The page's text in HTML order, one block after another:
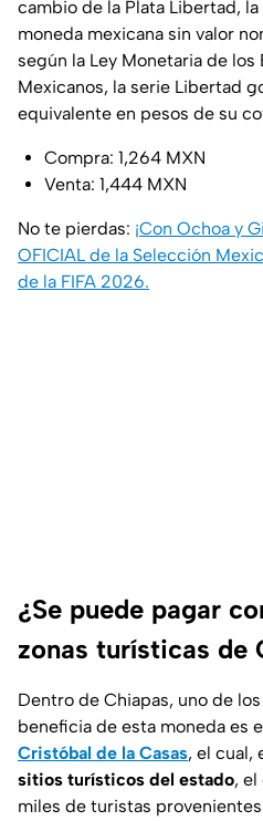
cambio de la Plata Libertad,
moneda mexicana sin valor
según la Ley Monetaria de los
Mexicanos, la serie Libertad
equivalente en pesos de su
Compra: 1,264 MXN
Venta: 1,444 MXN
No te pierdas: ¡Con Ochoa y
OFICIAL de la Selección
de la FIFA 2026.
¿Se puede pagar
zonas turísticas de
Dentro de Chiapas, uno de
beneficia de esta moneda es
Cristóbal de la Casas, el cual,
sitios turísticos del estado, el
miles de turistas